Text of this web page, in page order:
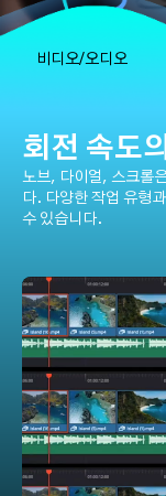
비디오/오디오
회전 속도
노브, 다이얼, 스크롤
다. 다양한 작업 유형
수 있습니다.